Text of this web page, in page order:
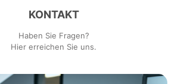
KONTAKT
Haben Sie Fragen?
Hier erreichen Sie uns.